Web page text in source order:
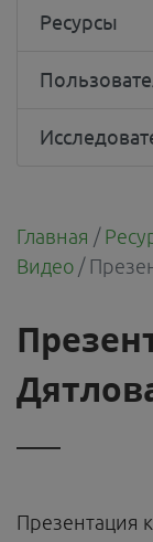
Ресурсы
Главная /
Видео /
Презентация